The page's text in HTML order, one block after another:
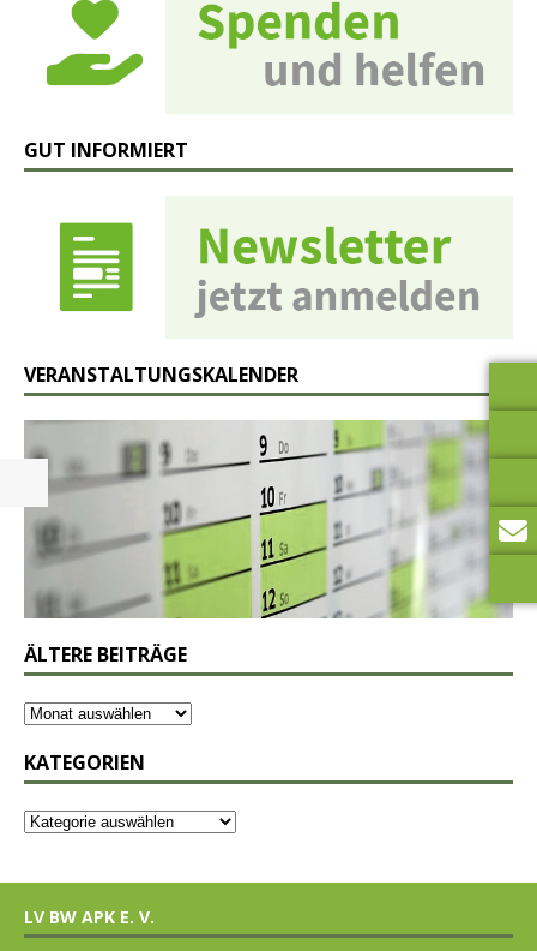
GUT INFORMIERT
VERANSTALTUNGSKALENDER
ÄLTERE BEITRÄGE
KATEGORIEN
LV BW APK E. V.